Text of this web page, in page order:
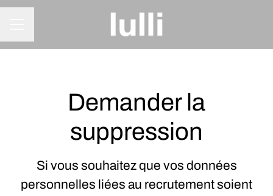
Demander la
suppression
Si vous souhaitez que vos données
personnelles liées au recrutement soient